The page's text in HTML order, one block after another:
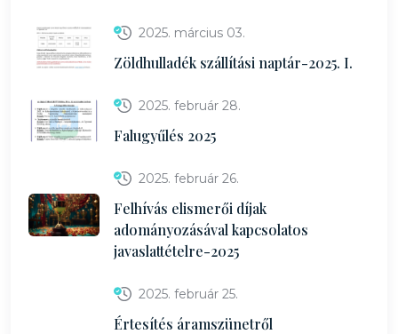
2025. március 03.
Zöldhulladék szállítási naptár-2025. I.
2025. február 28.
Falugyűlés 2025
2025. február 26.
Felhívás elismerői díjak
adományozásával kapcsolatos
javaslattételre-2025
2025. február 25.
Értesítés áramszünetről